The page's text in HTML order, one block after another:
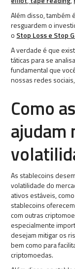
Além disso, também
resguardem o
o Stop Loss e Stop
A verdade é que
táticas para se
fundamental que
nossas redes sociais,
Como
ajudam
As stablecoins
volatilidade do
ativos estáveis,
stablecoins
com outras
especialmente
desejam mitigar os
bem como para
criptomoedas.